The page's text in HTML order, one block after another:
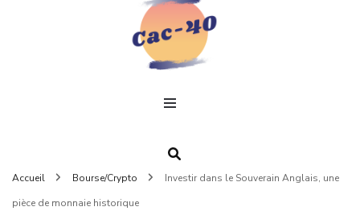
Accueil Bourse/Crypto
Investir dans le Souverain Anglais, une
pièce de monnaie historique